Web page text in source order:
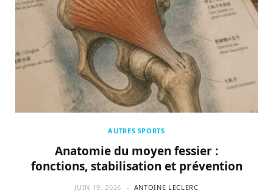
AUTRES SPORTS
Anatomie du moyen fessier :
fonctions, stabilisation et prévention
JUIN 19, 2026 ANTOINE LECLERC